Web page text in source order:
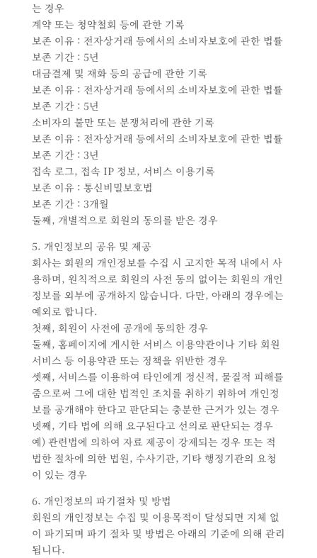
는 경우
계약 또는 청약철회 등에 관한 기록
보존 이유 : 전자상거래 등에서의 소비자보호에 관한 법률
보존 기간 : 5년
대금결제 및 재화 등의 공급에 관한 기록
보존 이유 : 전자상거래 등에서의 소비자보호에 관한 법률
보존 기간 : 5년
소비자의 불만 또는 분쟁처리에 관한 기록
보존 이유 : 전자상거래 등에서의 소비자보호에 관한 법률
보존 기간 : 3년
접속 로그, 접속 IP 정보, 서비스 이용기록
보존 이유 : 통신비밀보호법
보존 기간 : 3개월
둘째, 개별적으로 회원의 동의를 받은 경우
5. 개인정보의 공유 및 제공
회사는 회원의 개인정보를 수집 시 고지한 목적 내에서 사
용하며, 원칙적으로 회원의 사전 동의 없이는 회원의 개인
정보를 외부에 공개하지 않습니다. 다만, 아래의 경우에는
예외로 합니다.
첫째, 회원이 사전에 공개에 동의한 경우
둘째, 홈페이지에 게시한 서비스 이용약관이나 기타 회원
서비스 등 이용약관 또는 정책을 위반한 경우
셋째, 서비스를 이용하여 타인에게 정신적, 물질적 피해를
줌으로써 그에 대한 법적인 조치를 취하기 위하여 개인정
보를 공개해야 한다고 판단되는 충분한 근거가 있는 경우
넷째, 기타 법에 의해 요구된다고 선의로 판단되는 경우
예) 관련법에 의하여 자료 제공이 강제되는 경우 또는 적
법한 절차에 의한 법원, 수사기관, 기타 행정기관의 요청
이 있는 경우
6. 개인정보의 파기절차 및 방법
회원의 개인정보는 수집 및 이용목적이 달성되면 지체 없
이 파기되며 파기 절차 및 방법은 아래의 기준에 의해 관리
됩니다.